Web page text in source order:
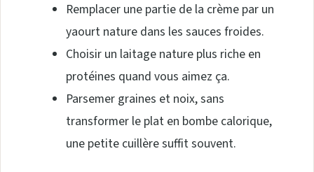
Remplacer une partie de la crème par un
yaourt nature dans les sauces froides.
Choisir un laitage nature plus riche en
protéines quand vous aimez ça.
Parsemer graines et noix, sans
transformer le plat en bombe calorique,
une petite cuillère suffit souvent.